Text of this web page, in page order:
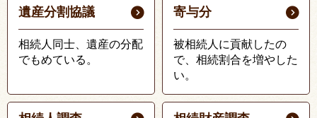
遺産分割協議
相続人同士、遺産の分配
でもめている。
寄与分
被相続人に貢献したの
で、相続割合を増やした
い。